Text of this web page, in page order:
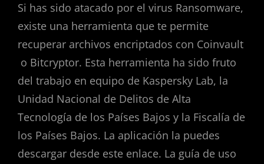
Si has sido atacado por el virus Ransomware,
existe una herramienta que te permite
recuperar archivos encriptados con Coinvault
o Bitcryptor. Esta herramienta ha sido fruto
del trabajo en equipo de Kaspersky Lab, la
Unidad Nacional de Delitos de Alta
Tecnología de los Países Bajos y la Fiscalía de
los Países Bajos. La aplicación la puedes
descargar desde este enlace. La guía de uso